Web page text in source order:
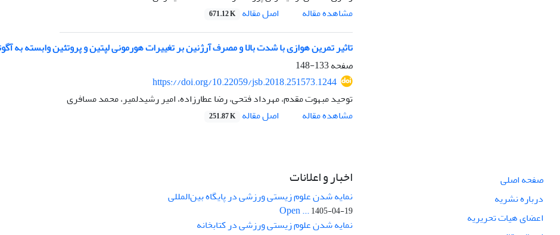
مشاهده مقاله
اصل مقاله 671.12 K
تاثیر تمرین هوازی با شدت بالا و مصرف آرژنین بر تغییرات هورمونی لپتین و پروتئین وابسته به
صفحه133-148
https://doi.org/10.22059/jsb.2018.251573.1244
توحید مبهوت مقدم، مهرداد فتحی، رضا عطارزاده، امیر رشیدلمیر، محمد مسافری
مشاهده مقاله
اصل مقاله 251.87 K
صفحه اصلی
درباره نشریه
اعضای هیات تحریریه
اخبار و اعلانات
نمایه شدن علوم زیستی ورزشی در پایگاه بین‌المللی
Open ...1405-04-19
نمایه شدن علوم زیستی ورزشی در کتابخانه